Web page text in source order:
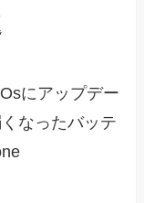
にアップデー
なったバッテ